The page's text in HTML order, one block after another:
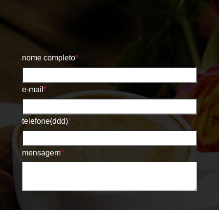
nome completo*
e-mail *
telefone(ddd)*
mensagem*